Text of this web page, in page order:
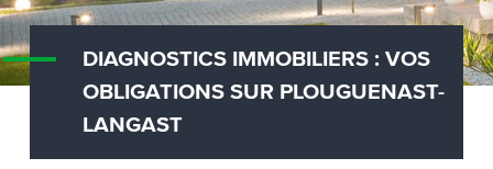
DIAGNOSTICS IMMOBILIERS : VOS
OBLIGATIONS SUR PLOUGUENAST-
LANGAST